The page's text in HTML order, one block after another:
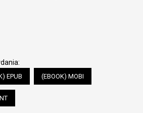
EPUB (EBOOK) MOBI